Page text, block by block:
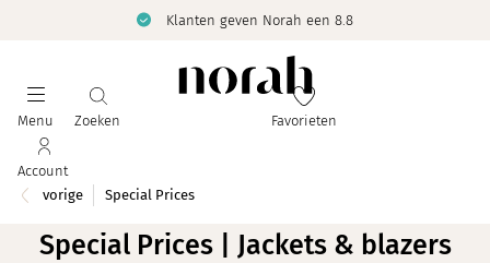
Klanten geven Norah een 8.8
Menu Zoeken Favorieten
Account
vorige
Special Prices
Special Prices | Jackets & blazers